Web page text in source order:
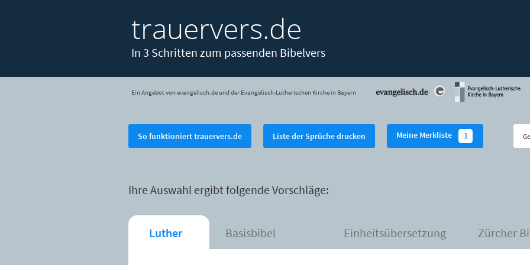
trauervers.de
In 3 Schritten zum passenden Bibelvers
Ein Angebot von evangelisch.de und der Evangelisch-Lutherischen Kirche in Bayern
So funktioniert trauervers.de Liste der Sprüche drucken Meine Merkliste 1
Ihre Auswahl ergibt folgende Vorschläge:
Luther Basisbibel Einheitsübersetzung Zürcher